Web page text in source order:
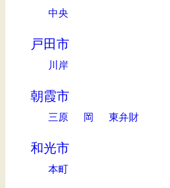
中央
戸田市
川岸
朝霞市
三原 岡 東弁財
和光市
本町